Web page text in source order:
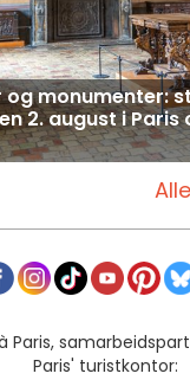
monumenter:
2. august i
Paris,
Paris' turistkontor: